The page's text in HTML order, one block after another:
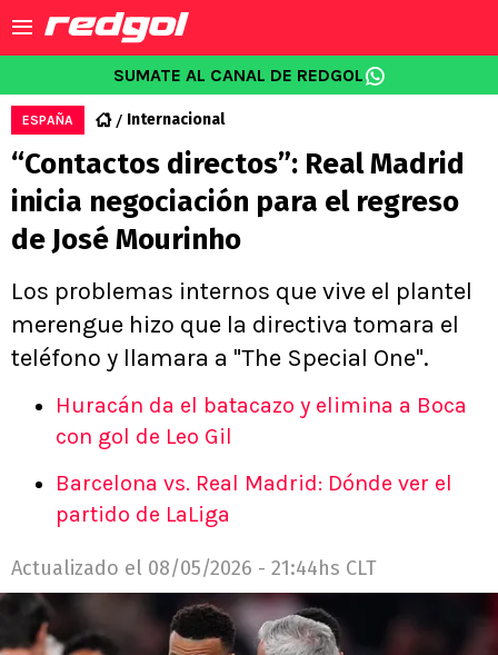
SUMATE AL CANAL DE REDGOL
ESPAÑA Internacional
“Contactos directos”: Real Madrid
inicia negociación para el regreso
de José Mourinho
Los problemas internos que vive el plantel
merengue hizo que la directiva tomara el
teléfono y llamara a "The Special One".
Huracán da el batacazo y elimina a Boca
con gol de Leo Gil
Barcelona vs. Real Madrid: Dónde ver el
partido de LaLiga
Actualizado el 08/05/2026 - 21:44hs CLT